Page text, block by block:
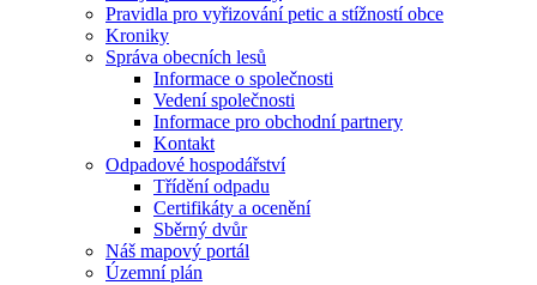
Pravidla pro vyřizování petic a stížností obce
Kroniky
Správa obecních lesů
Informace o společnosti
Vedení společnosti
Informace pro obchodní partnery
Kontakt
Odpadové hospodářství
Třídění odpadu
Certifikáty a ocenění
Sběrný dvůr
Náš mapový portál
Územní plán